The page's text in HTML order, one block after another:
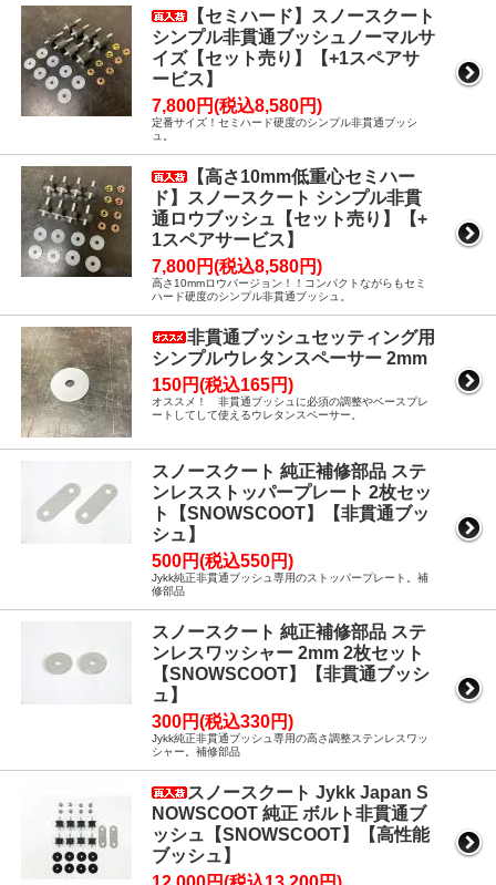
【セミハード】スノースクート
シンプル非貫通ブッシュノーマルサ
イズ【セット売り】【+1スペアサ
ービス】
7,800円(税込8,580円)
定番サイズ！セミハード硬度のシンプル非貫通ブッシ
ュ。
【高さ10mm低重心セミハー
ド】スノースクート シンプル非貫
通ロウブッシュ【セット売り】【+
1スペアサービス】
7,800円(税込8,580円)
高さ10mmロウバージョン！！コンパクトながらもセミ
ハード硬度のシンプル非貫通ブッシュ。
非貫通ブッシュセッティング用
シンプルウレタンスペーサー 2mm
150円(税込165円)
オススメ！ 非貫通ブッシュに必須の調整やベースプレ
ートしてして使えるウレタンスペーサー。
スノースクート 純正補修部品 ステ
ンレスストッパープレート 2枚セッ
ト【SNOWSCOOT】【非貫通ブッ
シュ】
500円(税込550円)
Jykk純正非貫通ブッシュ専用のストッパープレート。補
修部品
スノースクート 純正補修部品 ステ
ンレスワッシャー 2mm 2枚セット
【SNOWSCOOT】【非貫通ブッシ
ュ】
300円(税込330円)
Jykk純正非貫通ブッシュ専用の高さ調整ステンレスワッ
シャー。補修部品
スノースクート Jykk Japan S
NOWSCOOT 純正 ボルト非貫通ブ
ッシュ【SNOWSCOOT】【高性能
ブッシュ】